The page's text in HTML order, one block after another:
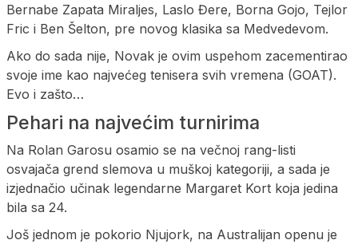
Bernabe Zapata Miraljes, Laslo Đere, Borna Gojo, Tejlor
Fric i Ben Šelton, pre novog klasika sa Medvedevom.
Ako do sada nije, Novak je ovim uspehom zacementirao
svoje ime kao najvećeg tenisera svih vremena (GOAT).
Evo i zašto…
Pehari na najvećim turnirima
Na Rolan Garosu osamio se na večnoj rang-listi
osvajača grend slemova u muškoj kategoriji, a sada je
izjednačio učinak legendarne Margaret Kort koja jedina
bila sa 24.
Još jednom je pokorio Njujork, na Australijan openu je